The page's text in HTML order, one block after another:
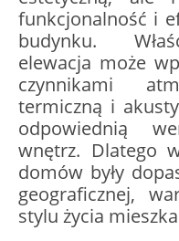
funkcjonalność i
budynku.
elewacja może
czynnikami
termiczną i
odpowiednią
wnętrz. Dlatego
domów były
geograficznej,
stylu życia